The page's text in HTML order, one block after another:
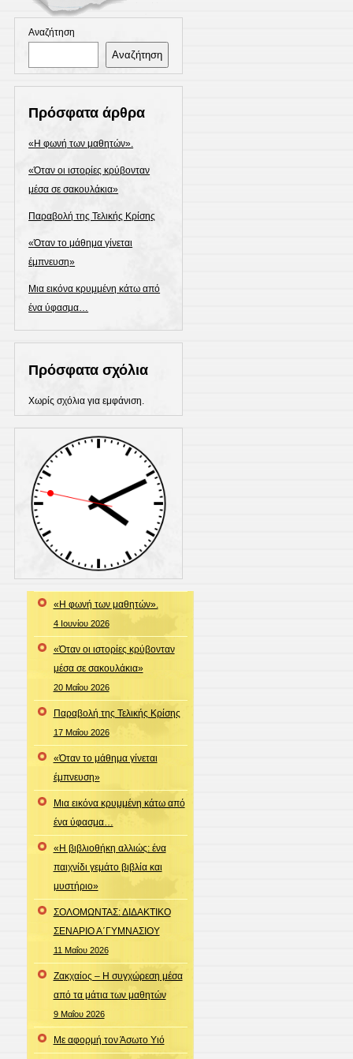
Αναζήτηση
Αναζήτηση
Πρόσφατα άρθρα
«Η φωνή των μαθητών».
«Όταν οι ιστορίες κρύβονταν
μέσα σε σακουλάκια»
Παραβολή της Τελικής Κρίσης
«Όταν το μάθημα γίνεται
έμπνευση»
Μια εικόνα κρυμμένη κάτω από
ένα ύφασμα…
Πρόσφατα σχόλια
Χωρίς σχόλια για εμφάνιση.
«Η φωνή των μαθητών».
4 Ιουνίου 2026
«Όταν οι ιστορίες κρύβονταν
μέσα σε σακουλάκια»
20 Μαΐου 2026
Παραβολή της Τελικής Κρίσης
17 Μαΐου 2026
«Όταν το μάθημα γίνεται
έμπνευση»
Μια εικόνα κρυμμένη κάτω από
ένα ύφασμα…
«Η βιβλιοθήκη αλλιώς: ένα
παιχνίδι γεμάτο βιβλία και
μυστήριο»
ΣΟΛΟΜΩΝΤΑΣ: ΔΙΔΑΚΤΙΚΟ
ΣΕΝΑΡΙΟ Α΄ΓΥΜΝΑΣΙΟΥ
11 Μαΐου 2026
Ζακχαίος – Η συγχώρεση μέσα
από τα μάτια των μαθητών
9 Μαΐου 2026
Με αφορμή τον Άσωτο Υιό